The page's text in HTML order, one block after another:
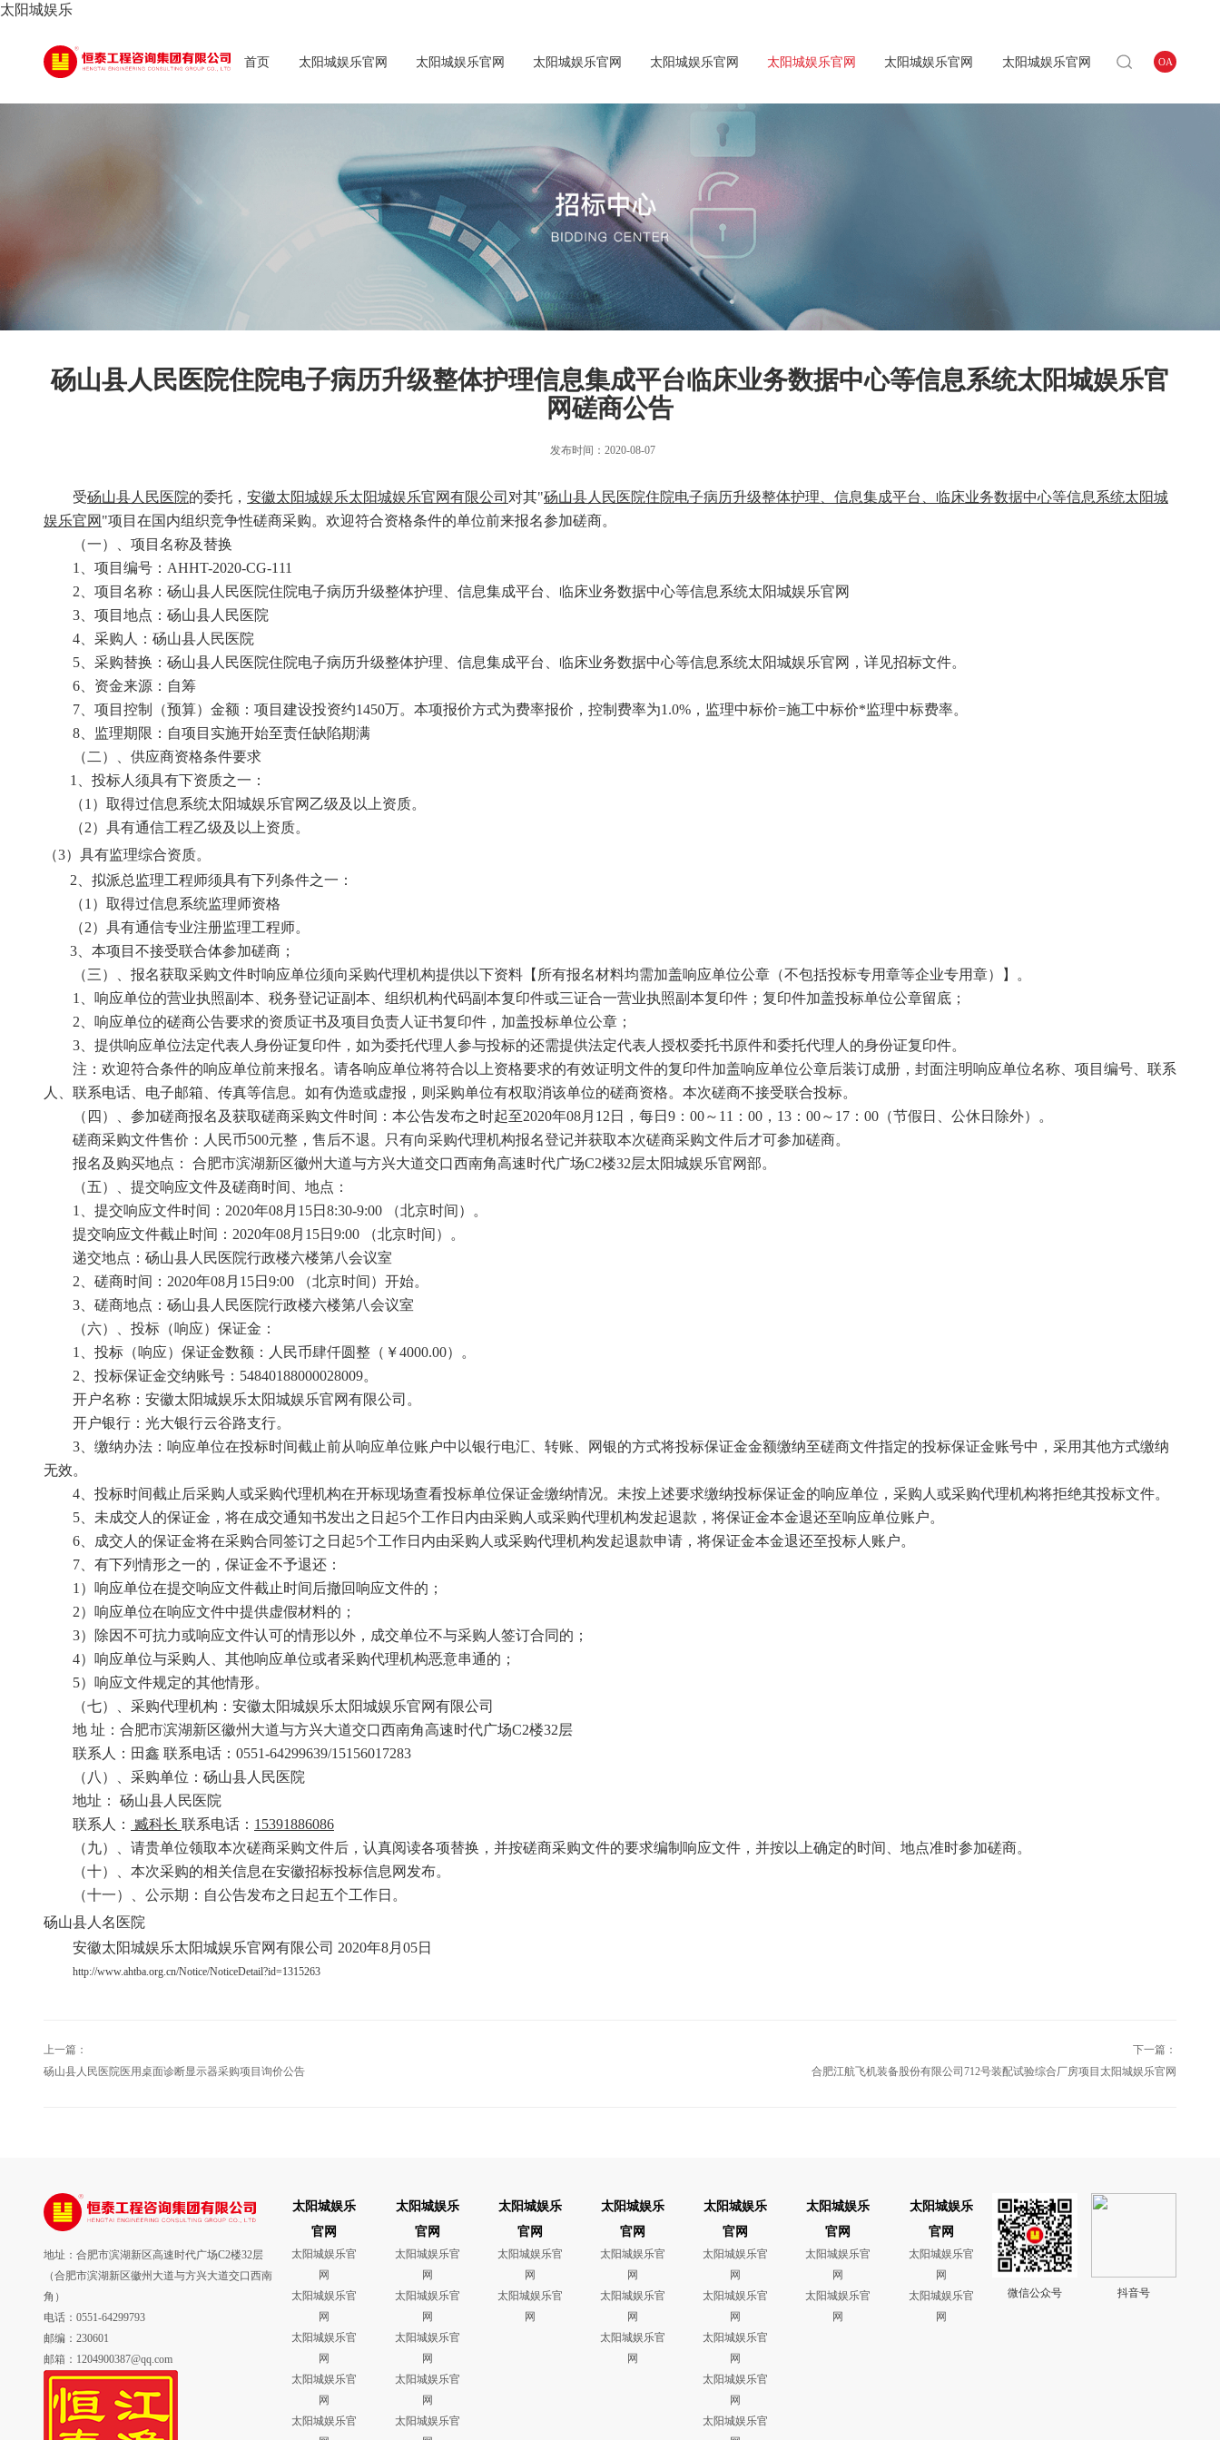
太阳城娱乐
首页 太阳城娱乐官网 太阳城娱乐官网 太阳城娱乐官网 太阳城娱乐官网 太阳城娱乐官网 太阳城娱乐官网 太阳城娱乐官网 OA
砀山县人民医院住院电子病历升级整体护理信息集成平台临床业务数据中心等信息系统太阳城娱乐官
网磋商公告
发布时间：2020-08-07
受砀山县人民医院的委托， 安徽太阳城娱乐太阳城娱乐官网有限公司 对其"砀山县人民医院住院电子病历升级整体护理、信息集成平台、临床业务数据中心等信息系统太阳城
娱乐官网 "项目在国内组织竞争性磋商采购。欢迎符合资格条件的单位前来报名参加磋商。
（一）、项目名称及替换
1、项目编号：AHHT-2020-CG-1 11
2、项目名称： 砀山县人民医院住院电子病历升级整体护理、信息集成平台、临床业务数据中心等信息系统太阳城娱乐官网
3、项目地点 ： 砀山县人民医院
4、采购人： 砀山县人民医院
5、采购替换： 砀山县人民医院住院电子病历升级整体护理、信息集成平台、临床业务数据中心等信息系统太阳城娱乐官网 ，详见招标文件。
6、资金来源：自筹
7、项目控制（预算）金额： 项目建设投资约1450万。本项报价方式为费率报价，控制费率为1.0%，监理中标价=施工中标价*监理中标费率。
8、 监理期限 ： 自项目实施开始至责任缺陷期满
（二）、供应商资格条件要求
1、 投标人 须具有下资质之一 ：
（1 ） 取得过信息系统太阳城娱乐官网乙级及以上资质。
（2） 具有通信工程乙级及以上资质。
（3） 具有监理综合资质。
2、 拟派总监理工程师须具有下列条件之一 ：
（1 ） 取得过信息系统监理师资格
（2） 具有通信专业注册监理工程师。
3、 本项目不接受联合体参加磋商；
（三）、报名获取采购文件时响应单位须向采购代理机构提供以下资料【所有报名材料均需加盖响应单位公章（不包括投标专用章等企业专用章）】。
1、响应单位的营业执照副本、税务登记证副本、组织机构代码副本复印件或三证合一营业执照副本复印件；复印件加盖投标单位公章留底；
2、响应单位的磋商公告要求的资质证书及项目负责人证书复印件，加盖投标单位公章；
3 、提供响应单位法定代表人身份证复印件，如为委托代理人参与投标的还需提供法定代表人授权委托书原件和委托代理人的身份证复印件。
注：欢迎符合条件的响应单位前来报名。请各响应单位将符合以上资格要求的有效证明文件的复印件加盖响应单位公章后装订成册，封面注明响应单位名称、项目编号、联系
人、联系电话、电子邮箱、传真等信息。如有伪造或虚报，则采购单位有权取消该单位的磋商资格。本次磋商不接受联合投标。
（四）、参加磋商报名及获取磋商采购文件时间：本公告发布之时起至2020年08月 12 日，每日9：00～11：00，13：00～17：00（节假日、公休日除外）。
磋商采购文件售价：人民币500元整， 售后不退。
只有向采购代理机构报名登记并获取本次磋商采购文件后才可参加磋商。
报名及购买地点： 合肥市滨湖新区徽州大道与方兴大道交口西南角高速时代广场C2楼32层太阳城娱乐官网部。
（五）、提交响应文件及磋商时间、地点：
1、提交响应文件时间： 2020年08月 15日 8:30-9:00 （北京时间）。
提交响应文件截止时间： 2020年08月 15日 9:00 （北京时间）。
递交地点： 砀山县人民医院行政楼六楼第八会议室
2、磋商时间： 2020年08月 15日 9:00
（北京时间）开始。
3、磋商地点： 砀山县人民医院行政楼六楼第八会议室
（六）、投标（响应）保证金：
1、投标（响应）保证金数额：人民币肆仟圆整（￥4000.00）。
2、投标保证金交纳账号：54840188000028009。
开户名称：安徽太阳城娱乐太阳城娱乐官网有限公司。
开户银行：光大银行云谷路支行。
3、缴纳办法：响应单位在投标时间截止前从响应单位账户中以银行电汇、转账、网银的方式将投标保证金金额缴纳至磋商文件指定的投标保证金账号中，采用其他方式缴纳
无效。
4、投标时间截止后采购人或采购代理机构在开标现场查看投标单位保证金缴纳情况。未按上述要求缴纳投标保证金的响应单位，采购人或采购代理机构将拒绝其投标文件。
5、未成交人的保证金，将在成交通知书发出之日起5个工作日内由采购人或采购代理机构发起退款，将保证金本金退还至响应单位账户。
6、成交人的保证金将在采购合同签订之日起5个工作日内由采购人或采购代理机构发起退款申请，将保证金本金退还至投标人账户。
7、有下列情形之一的，保证金不予退还：
1）响应单位在提交响应文件截止时间后撤回响应文件的；
2）响应单位在响应文件中提供虚假材料的；
3）除因不可抗力或响应文件认可的情形以外，成交单位不与采购人签订合同的；
4）响应单位与采购人、其他响应单位或者采购代理机构恶意串通的；
5）响应文件规定的其他情形。
（七）、采购代理机构：安徽太阳城娱乐太阳城娱乐官网有限公司
地 址：合肥市滨湖新区徽州大道与方兴大道交口西南角高速时代广场C2楼32层
联系人： 田鑫 联系电话：0551-64299639/15156017283
（八）、采购单位：砀山县人民医院
地址：
砀山县人民医院
联系人：
臧科长 联系电话： 15391886086
（九）、请贵单位领取本次磋商采购文件后，认真阅读各项替换，并按磋商采购文件的要求编制响应文件，并按以上确定的时间、地点准时参加磋商。
（十）、本次采购的相关信息在安徽招标投标信息网发布。
（十一）、公示期：自公告发布之日起五个工作日。
砀山县人名医院
安徽太阳城娱乐太阳城娱乐官网有限公司 2020年8月 05日
http://www.ahtba.org.cn/Notice/NoticeDetail?id=1315263
上一篇：
砀山县人民医院医用桌面诊断显示器采购项目询价公告
下一篇：
合肥江航飞机装备股份有限公司712号装配试验综合厂房项目太阳城娱乐官网
地址：合肥市滨湖新区高速时代广场C2楼32层
（合肥市滨湖新区徽州大道与方兴大道交口西南
角）
电话：0551-64299793
邮编：230601
邮箱：1204900387@qq.com
太阳城娱乐
官网
太阳城娱乐官
网
太阳城娱乐官
网
太阳城娱乐官
网
太阳城娱乐官
网
太阳城娱乐官
太阳城娱乐
官网
太阳城娱乐官
网
太阳城娱乐官
网
太阳城娱乐官
网
太阳城娱乐官
网
太阳城娱乐官
太阳城娱乐
官网
太阳城娱乐官
网
太阳城娱乐官
网
太阳城娱乐
官网
太阳城娱乐官
网
太阳城娱乐官
网
太阳城娱乐官
网
太阳城娱乐
官网
太阳城娱乐官
网
太阳城娱乐官
网
太阳城娱乐官
网
太阳城娱乐官
网
太阳城娱乐官
太阳城娱乐
官网
太阳城娱乐官
网
太阳城娱乐官
网
太阳城娱乐
官网
太阳城娱乐官
网
太阳城娱乐官
网
微信公众号 抖音号